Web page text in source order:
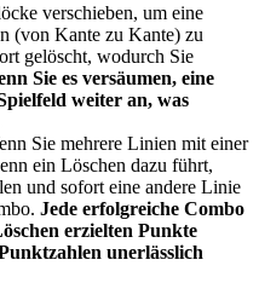
verschieben, um eine
(von Kante zu Kante) zu
gelöscht, wodurch Sie
Sie es versäumen, eine
weiter an, was
Sie mehrere Linien mit einer
ein Löschen dazu führt,
und sofort eine andere Linie
Jede erfolgreiche Combo
erzielten Punkte
unerlässlich